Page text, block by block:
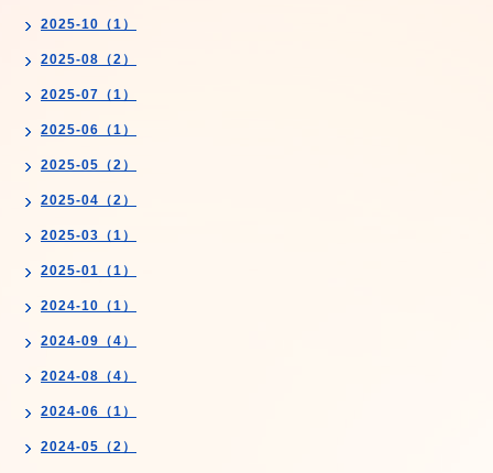
2025-10（1）
2025-08（2）
2025-07（1）
2025-06（1）
2025-05（2）
2025-04（2）
2025-03（1）
2025-01（1）
2024-10（1）
2024-09（4）
2024-08（4）
2024-06（1）
2024-05（2）